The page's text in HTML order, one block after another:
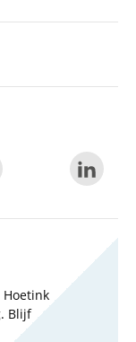
Hoetink
Blijf